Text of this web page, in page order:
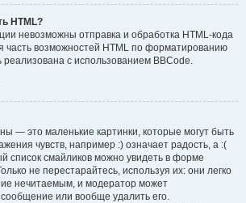
HTML?
невозможны отправка и обработка HTML-кода
часть возможностей HTML по форматированию
с использованием BBCode.
— это маленькие картинки, которые могут быть
чувств, например :) означает радость, а :(
список смайликов можно увидеть в форме
не перестарайтесь, используя их: они легко
нечитаемым, и модератор может
или вообще удалить его.